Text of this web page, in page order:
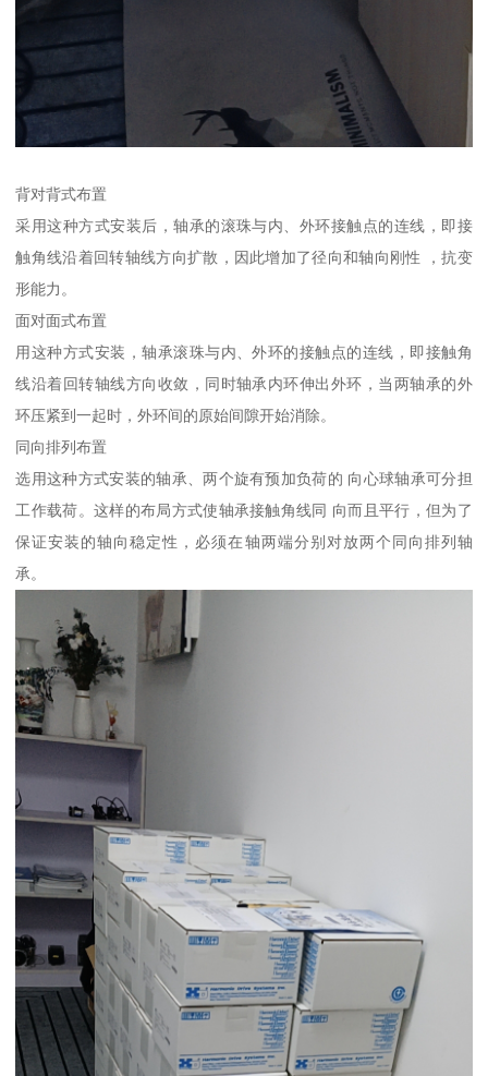
背对背式布置
采用这种方式安装后，轴承的滚珠与内、外环接触点的连线，即接
触角线沿着回转轴线方向扩散，因此增加了径向和轴向刚性 ，抗变
形能力。
面对面式布置
用这种方式安装，轴承滚珠与内、外环的接触点的连线，即接触角
线沿着回转轴线方向收敛，同时轴承内环伸出外环，当两轴承的外
环压紧到一起时，外环间的原始间隙开始消除。
同向排列布置
选用这种方式安装的轴承、两个旋有预加负荷的 向心球轴承可分担
工作载荷。这样的布局方式使轴承接触角线同 向而且平行，但为了
保证安装的轴向稳定性，必须在轴两端分别对放两个同向排列轴
承。